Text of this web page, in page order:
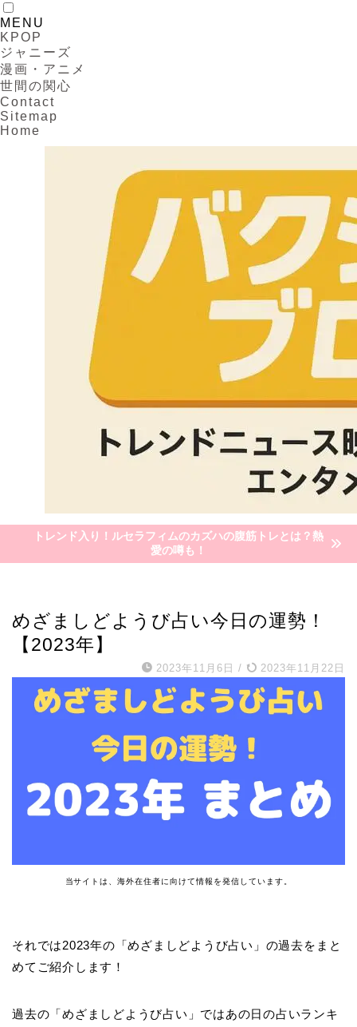
MENU
KPOP
ジャニーズ
漫画・アニメ
世間の関心
Contact
Sitemap
Home
トレンド入り！ルセラフィムのカズハの腹筋トレとは？熱
愛の噂も！
めざましどようび占い今日の運勢！
【2023年】
2023年11月6日 / 2023年11月22日
当サイトは、海外在住者に向けて情報を発信しています。
それでは2023年の「めざましどようび占い」の過去をまと
めてご紹介します！
過去の「めざましどようび占い」ではあの日の占いランキ